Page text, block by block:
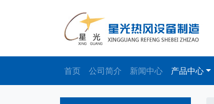
首页 公司简介 新闻中心 产品中心